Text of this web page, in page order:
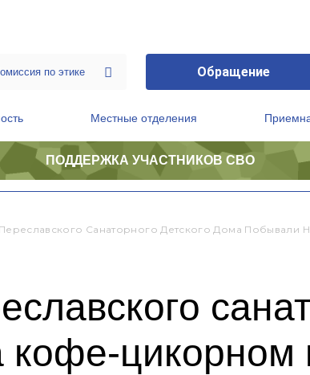
Обращение
Местные отделения
ПОДДЕРЖКА УЧАСТНИКОВ СВО
Санаторного Детского Дома
цикорном